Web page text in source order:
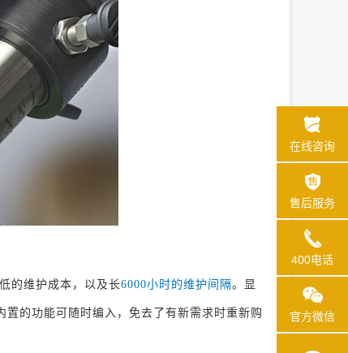
的维护成本，以及长6000小时的维护间隔。显
的功能可随时编入，免去了有新需求时重新购
在线咨询
售后服务
400电话
官方微信